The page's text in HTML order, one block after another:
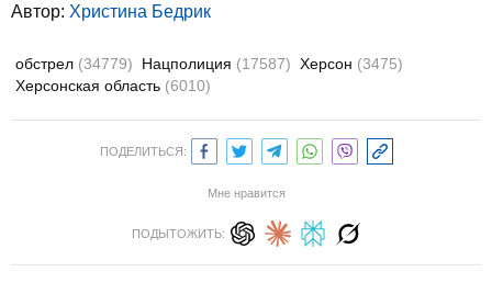
Автор: Христина Бедрик
обстрел (34779) Нацполиция (17587) Херсон (3475)
Херсонская область (6010)
ПОДЕЛИТЬСЯ:
Мне нравится
ПОДЫТОЖИТЬ: